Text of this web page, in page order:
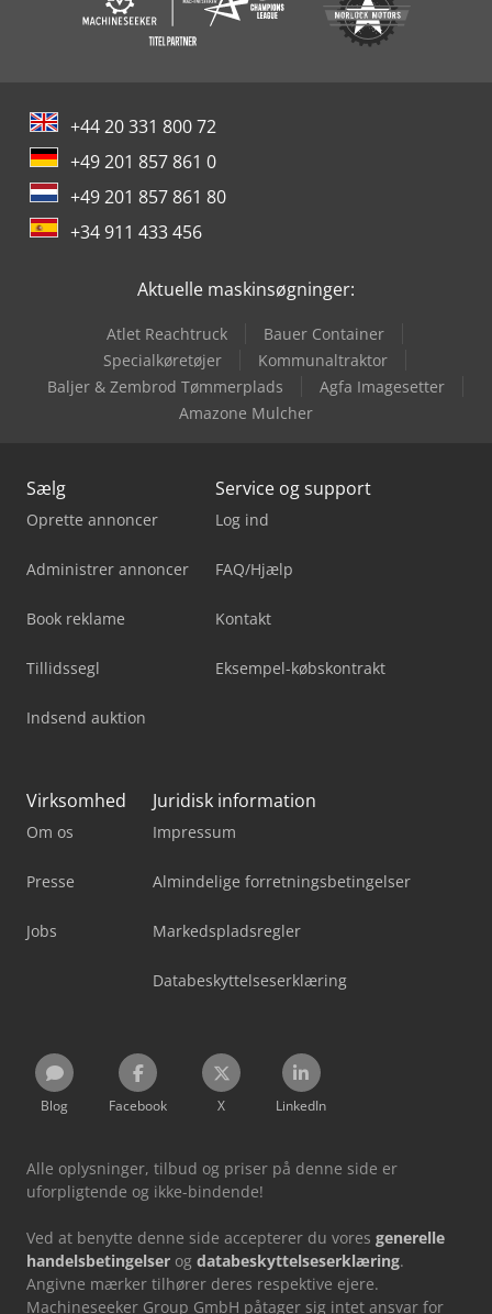
+44 20 331 800 72
+49 201 857 861 0
+49 201 857 861 80
+34 911 433 456
Aktuelle maskinsøgninger:
Atlet Reachtruck
Bauer Container
Specialkøretøjer
Kommunaltraktor
Baljer & Zembrod Tømmerplads
Agfa Imagesetter
Amazone Mulcher
Sælg
Oprette annoncer
Administrer annoncer
Book reklame
Tillidssegl
Indsend auktion
Service og support
Log ind
FAQ/Hjælp
Kontakt
Eksempel-købskontrakt
Virksomhed
Om os
Presse
Jobs
Juridisk information
Impressum
Almindelige forretningsbetingelser
Markedspladsregler
Databeskyttelseserklæring
Blog Facebook X LinkedIn
Alle oplysninger, tilbud og priser på denne side er
uforpligtende og ikke-bindende!
Ved at benytte denne side accepterer du vores generelle
handelsbetingelser og databeskyttelseserklæring.
Angivne mærker tilhører deres respektive ejere.
Machineseeker Group GmbH påtager sig intet ansvar for